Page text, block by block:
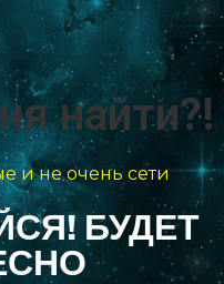
найти?!
и не очень сети
БУДЕТ